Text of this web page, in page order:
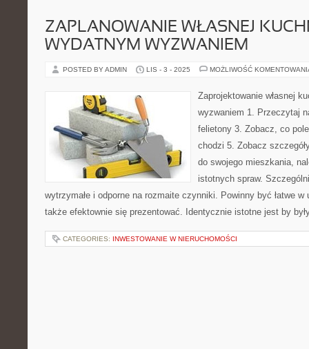
ZAPLANOWANIE WŁASNEJ
WYDATNYM WYZWANIEM
POSTED BY ADMIN LIS - 3 - 2025 MOŻLIWOŚĆ
Zaprojektowanie własnej
wyzwaniem 1. Przeczytaj
felietony 3. Zobacz, co
chodzi 5. Zobacz
do swojego mieszkania,
istotnych spraw.
wytrzymałe i odporne na rozmaite czynniki. Powinny być łatwe
także efektownie się prezentować. Identycznie istotne jest by
CATEGORIES: INWESTOWANIE W NIERUCHOMOŚCI